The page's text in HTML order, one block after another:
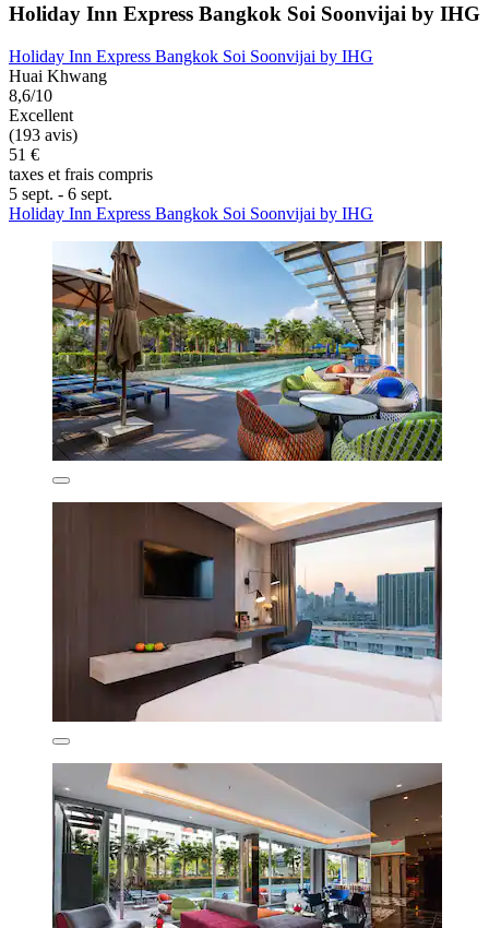
Holiday Inn Express Bangkok Soi Soonvijai by IHG
Holiday Inn Express Bangkok Soi Soonvijai by IHG
Huai Khwang
8,6/10
Excellent
(193 avis)
51 €
taxes et frais compris
5 sept. - 6 sept.
Holiday Inn Express Bangkok Soi Soonvijai by IHG